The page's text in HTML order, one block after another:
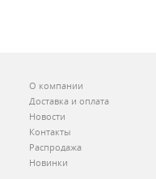
О компании
Доставка и оплата
Новости
Контакты
Распродажа
Новинки